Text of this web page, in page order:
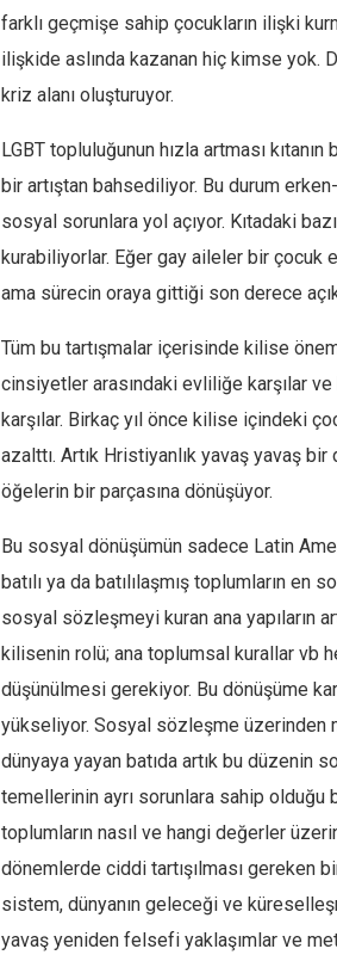
farklı geçmişe sahip çocukların ilişki
ilişkide aslında kazanan hiç kimse yok.
kriz alanı oluşturuyor.
LGBT topluluğunun hızla artması
bir artıştan bahsediliyor. Bu durum
sosyal sorunlara yol açıyor. Kıtadaki
kurabiliyorlar. Eğer gay aileler bir çocuk
ama sürecin oraya gittiği son derece
Tüm bu tartışmalar içerisinde kilise
cinsiyetler arasındaki evliliğe karşılar
karşılar. Birkaç yıl önce kilise içindeki
azalttı. Artık Hristiyanlık yavaş yavaş
öğelerin bir parçasına dönüşüyor.
Bu sosyal dönüşümün sadece Latin
batılı ya da batılılaşmış toplumların
sosyal sözleşmeyi kuran ana yapıların
kilisenin rolü; ana toplumsal kurallar vb
düşünülmesi gerekiyor. Bu dönüşüme
yükseliyor. Sosyal sözleşme üzerinden
dünyaya yayan batıda artık bu düzenin
temellerinin ayrı sorunlara sahip olduğu
toplumların nasıl ve hangi değerler
dönemlerde ciddi tartışılması gereken
sistem, dünyanın geleceği ve
yavaş yeniden felsefi yaklaşımlar ve